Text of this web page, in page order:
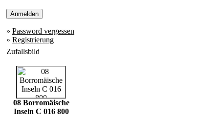
» Password vergessen
» Registrierung
Zufallsbild
08 Borromäische
Inseln C 016 800